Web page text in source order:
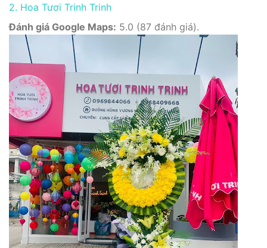
2. Hoa Tươi Trinh Trinh
Đánh giá Google Maps: 5.0 (87 đánh giá).